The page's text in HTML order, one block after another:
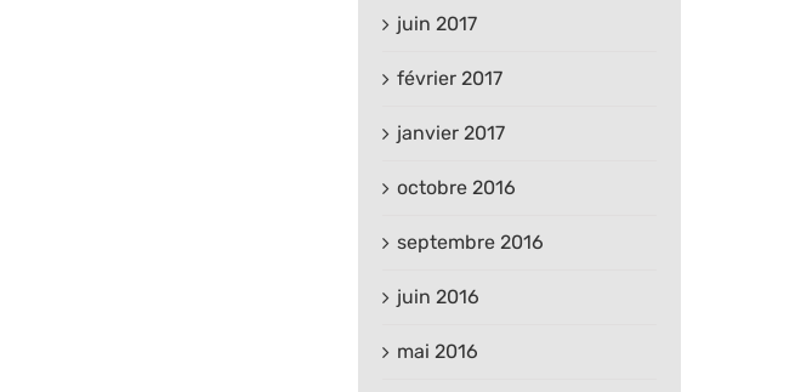
juin 2017
février 2017
janvier 2017
octobre 2016
septembre 2016
juin 2016
mai 2016